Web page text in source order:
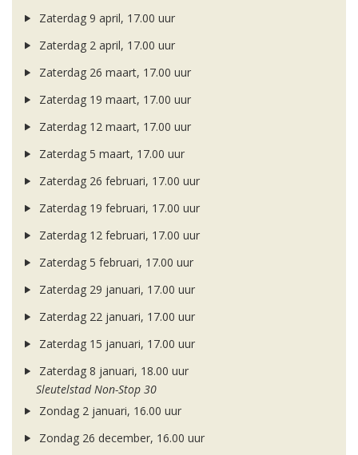
Zaterdag 9 april, 17.00 uur
Zaterdag 2 april, 17.00 uur
Zaterdag 26 maart, 17.00 uur
Zaterdag 19 maart, 17.00 uur
Zaterdag 12 maart, 17.00 uur
Zaterdag 5 maart, 17.00 uur
Zaterdag 26 februari, 17.00 uur
Zaterdag 19 februari, 17.00 uur
Zaterdag 12 februari, 17.00 uur
Zaterdag 5 februari, 17.00 uur
Zaterdag 29 januari, 17.00 uur
Zaterdag 22 januari, 17.00 uur
Zaterdag 15 januari, 17.00 uur
Zaterdag 8 januari, 18.00 uur
Sleutelstad Non-Stop 30
Zondag 2 januari, 16.00 uur
Zondag 26 december, 16.00 uur